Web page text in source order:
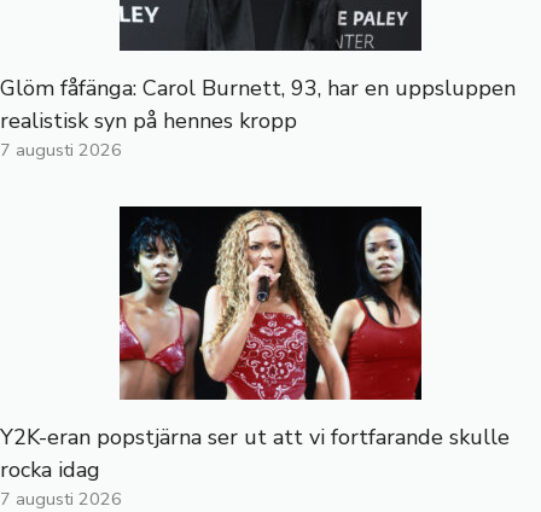
Glöm fåfänga: Carol Burnett, 93, har en uppsluppen
realistisk syn på hennes kropp
7 augusti 2026
Y2K-eran popstjärna ser ut att vi fortfarande skulle
rocka idag
7 augusti 2026